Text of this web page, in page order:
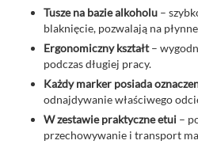
Tusze na bazie alkoholu –
blaknięcie, pozwalają na
Ergonomiczny kształt–
podczas długiej pracy.
Każdy marker posiada
odnajdywanie właściwego
W zestawie praktyczne etui –
przechowywanie i transport